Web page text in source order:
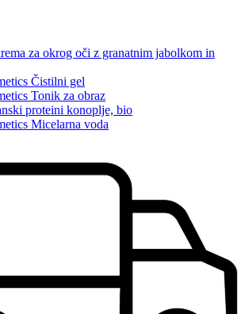
za okrog oči z granatnim jabolkom in
Čistilni gel
Tonik za obraz
proteini konoplje, bio
Micelarna voda